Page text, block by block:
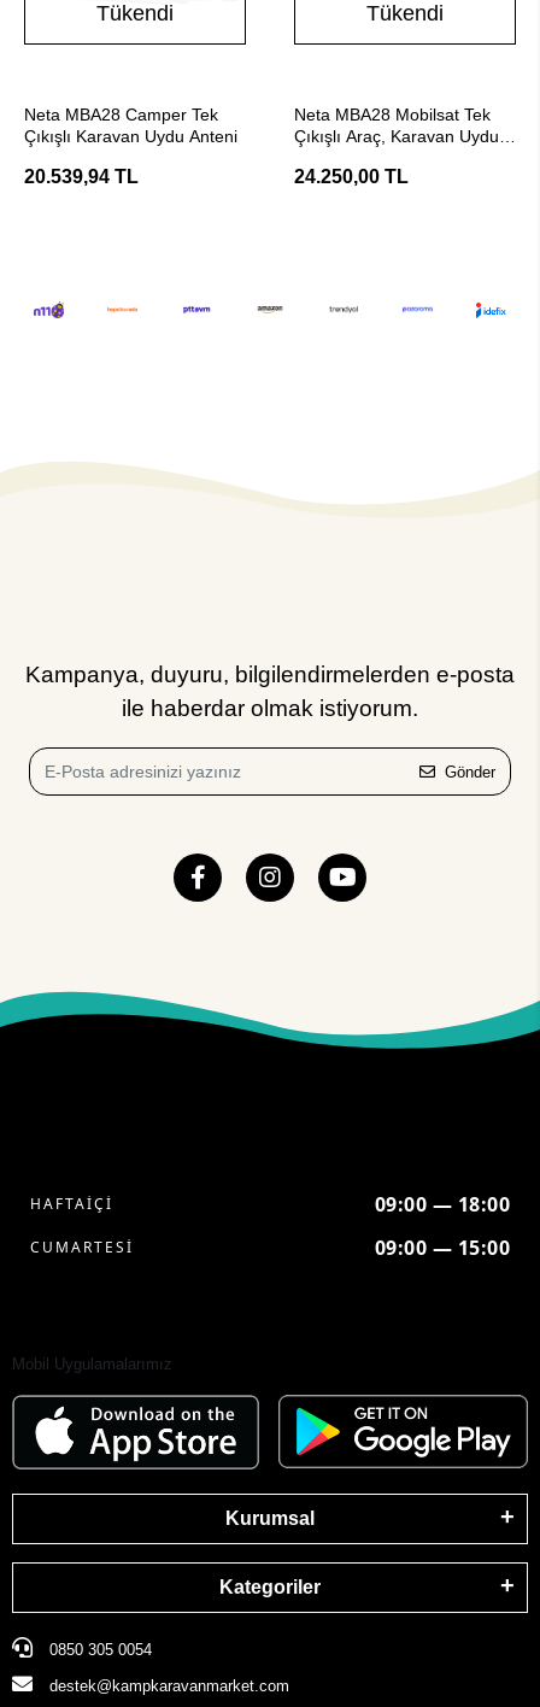
Tükendi
Neta MBA28 Camper Tek
Çıkışlı Karavan Uydu Anteni
20.539,94 TL
Tükendi
Neta MBA28 Mobilsat Tek
Çıkışlı Araç, Karavan Uydu
24.250,00 TL
Kampanya, duyuru, bilgilendirmelerden e-posta
ile haberdar olmak istiyorum.
Gönder
HAFTAİÇİ 09:00 — 18:00
CUMARTESİ 09:00 — 15:00
Mobil Uygulamalarımız
Kurumsal
Kategoriler
0850 305 0054
destek@kampkaravanmarket.com